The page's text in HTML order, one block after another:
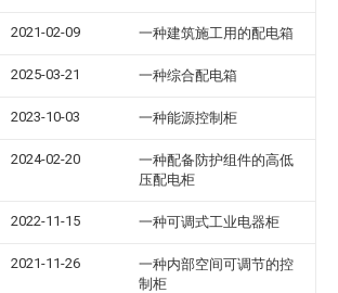
2021-02-09 一种建筑施工用的配电箱
2025-03-21 一种综合配电箱
2023-10-03 一种能源控制柜
2024-02-20
一种配备防护组件的高低
压配电柜
2022-11-15 一种可调式工业电器柜
2021-11-26
一种内部空间可调节的控
制柜